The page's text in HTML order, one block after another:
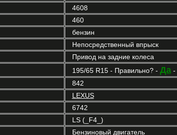
4608
460
бензин
Непосредственный впрыск
Привод на задние колеса
195/65 R15 - Правильно? - Да-
842
LEXUS
6742
LS (_F4_)
Бензиновый двигатель